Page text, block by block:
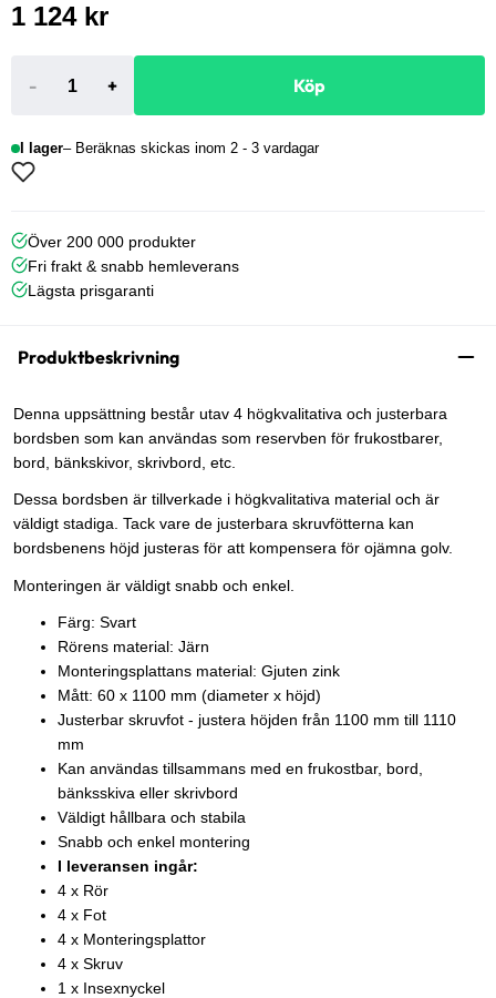
1 124 kr
- + Köp
I lager Beräknas skickas inom 2 - 3 vardagar
Över 200 000 produkter
Fri frakt & snabb hemleverans
Lägsta prisgaranti
Produktbeskrivning
Denna uppsättning består utav 4 högkvalitativa och justerbara
bordsben som kan användas som reservben för frukostbarer,
bord, bänkskivor, skrivbord, etc.
Dessa bordsben är tillverkade i högkvalitativa material och är
väldigt stadiga. Tack vare de justerbara skruvfötterna kan
bordsbenens höjd justeras för att kompensera för ojämna golv.
Monteringen är väldigt snabb och enkel.
Färg: Svart
Rörens material: Järn
Monteringsplattans material: Gjuten zink
Mått: 60 x 1100 mm (diameter x höjd)
Justerbar skruvfot - justera höjden från 1100 mm till 1110
mm
Kan användas tillsammans med en frukostbar, bord,
bänksskiva eller skrivbord
Väldigt hållbara och stabila
Snabb och enkel montering
I leveransen ingår:
4 x Rör
4 x Fot
4 x Monteringsplattor
4 x Skruv
1 x Insexnyckel